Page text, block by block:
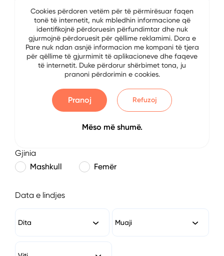
E-mail
Numri i Telefonit
Gjinia
Mashkull
Femër
Data e lindjes
Dita Muaji
Cookies përdoren vetëm për të përmirësuar faqen
tonë të internetit, nuk mbledhin informacione që
identifikojnë përdoruesin përfundimtar dhe nuk
gjurmojnë përdoruesit për qëllime reklamimi. Dora e
Pare nuk ndan asnjë informacion me kompani të tjera
për qëllime të gjurmimit të aplikacioneve dhe faqeve
të internetit. Duke përdorur shërbimet tona, ju
pranoni përdorimin e cookies.
Pranoj Refuzoj
Mëso më shumë.